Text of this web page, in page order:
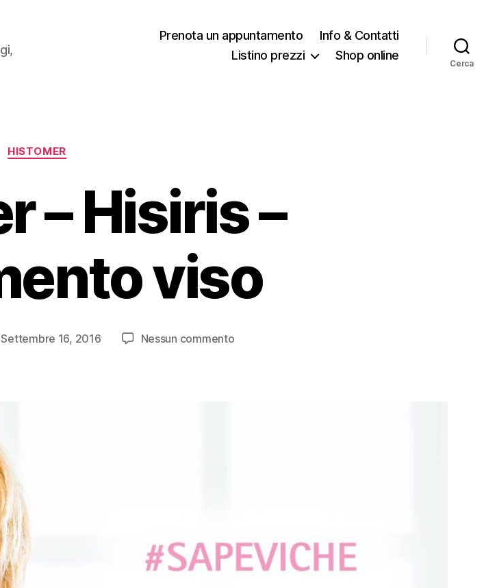
Prenota un appuntamento
Info & Contatti
Listino prezzi
Shop online
Cerca
Categorie
HISTOMER
– Hisiris –
viso
Settembre 16, 2016 Nessun commentosu